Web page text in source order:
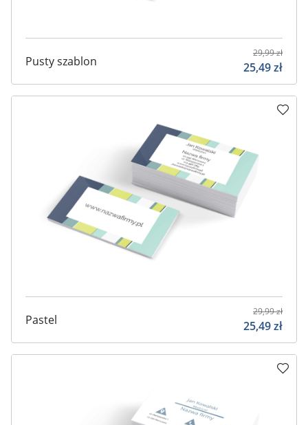
Pusty szablon
29,99zł
25,49zł
Pastel
29,99zł
25,49zł